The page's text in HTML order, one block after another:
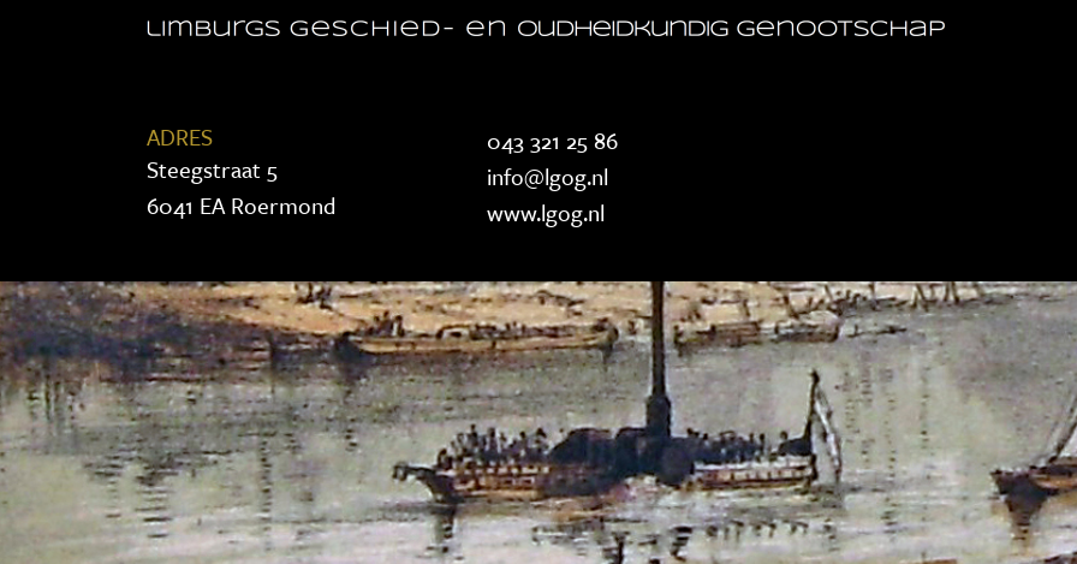
ADRES
Steegstraat 5
6041 EA Roermond
043 321 25 86
info@lgog.nl
www.lgog.nl